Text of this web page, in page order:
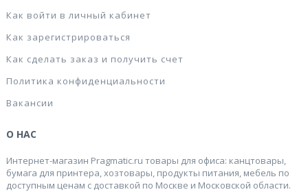
Как войти в личный кабинет
Как зарегистрироваться
Как сделать заказ и получить счет
Политика конфиденциальности
Вакансии
О НАС
Интернет-магазин Pragmatic.ru товары для офиса: канцтовары,
бумага для принтера, хозтовары, продукты питания, мебель по
доступным ценам с доставкой по Москве и Московской области.